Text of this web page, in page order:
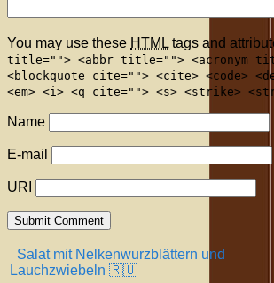
You may use these HTML tags and
title=""> <abbr title=""> <acronym
<blockquote cite=""> <cite> <code>
<em> <i> <q cite=""> <s> <strike>
Name
E-mail
URI
Salat mit Nelkenwurzblättern und
Lauchzwiebeln 🇷🇺